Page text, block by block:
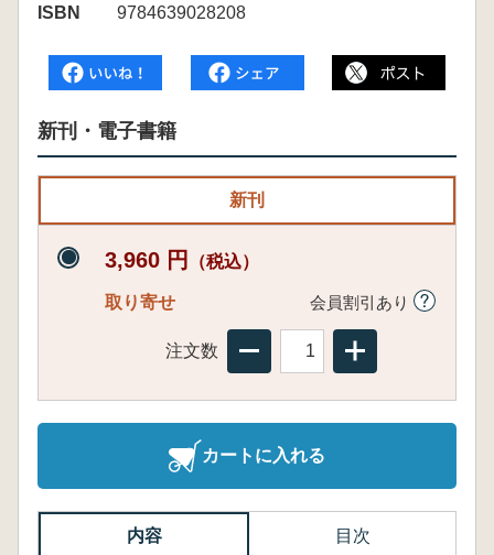
ISBN
9784639028208
新刊・電子書籍
新刊
3,960 円 （税込）
取り寄せ 会員割引あり
注文数
カートに入れる
内容 目次